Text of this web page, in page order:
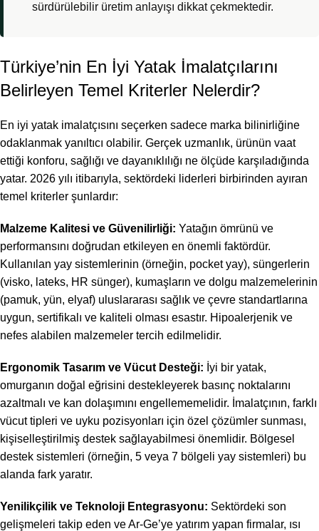
sürdürülebilir üretim anlayışı dikkat çekmektedir.
Türkiye’nin En İyi Yatak İmalatçılarını
Belirleyen Temel Kriterler Nelerdir?
En iyi yatak imalatçısını seçerken sadece marka bilinirliğine
odaklanmak yanıltıcı olabilir. Gerçek uzmanlık, ürünün vaat
ettiği konforu, sağlığı ve dayanıklılığı ne ölçüde karşıladığında
yatar. 2026 yılı itibarıyla, sektördeki liderleri birbirinden ayıran
temel kriterler şunlardır:
Malzeme Kalitesi ve Güvenilirliği: Yatağın ömrünü ve
performansını doğrudan etkileyen en önemli faktördür.
Kullanılan yay sistemlerinin (örneğin, pocket yay), süngerlerin
(visko, lateks, HR sünger), kumaşların ve dolgu malzemelerinin
(pamuk, yün, elyaf) uluslararası sağlık ve çevre standartlarına
uygun, sertifikalı ve kaliteli olması esastır. Hipoalerjenik ve
nefes alabilen malzemeler tercih edilmelidir.
Ergonomik Tasarım ve Vücut Desteği: İyi bir yatak,
omurganın doğal eğrisini destekleyerek basınç noktalarını
azaltmalı ve kan dolaşımını engellememelidir. İmalatçının, farklı
vücut tipleri ve uyku pozisyonları için özel çözümler sunması,
kişiselleştirilmiş destek sağlayabilmesi önemlidir. Bölgesel
destek sistemleri (örneğin, 5 veya 7 bölgeli yay sistemleri) bu
alanda fark yaratır.
Yenilikçilik ve Teknoloji Entegrasyonu: Sektördeki son
gelişmeleri takip eden ve Ar-Ge’ye yatırım yapan firmalar, ısı